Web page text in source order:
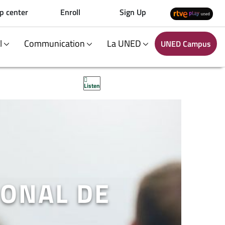
center Enroll Sign Up
Communication La UNED UNED Campus
Listen
DE